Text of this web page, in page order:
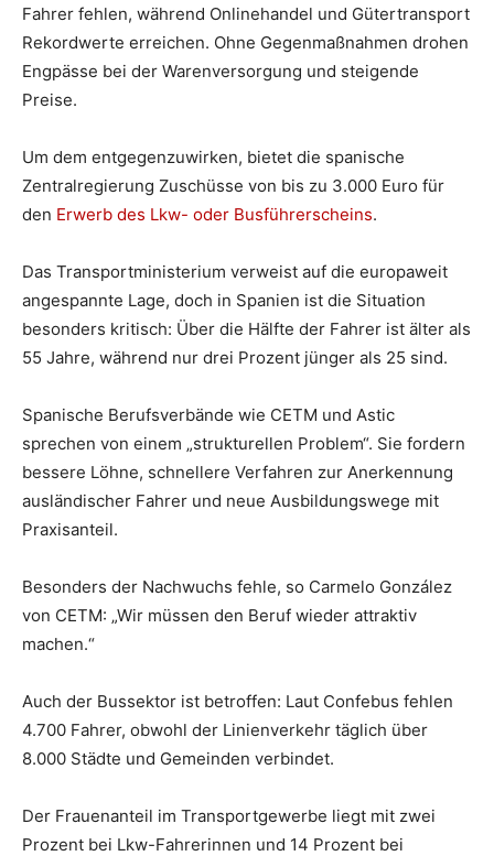
Fahrer fehlen, während Onlinehandel und Gütertransport
Rekordwerte erreichen. Ohne Gegenmaßnahmen drohen
Engpässe bei der Warenversorgung und steigende
Preise.
Um dem entgegenzuwirken, bietet die spanische
Zentralregierung Zuschüsse von bis zu 3.000 Euro für
den Erwerb des Lkw- oder Busführerscheins.
Das Transportministerium verweist auf die europaweit
angespannte Lage, doch in Spanien ist die Situation
besonders kritisch: Über die Hälfte der Fahrer ist älter als
55 Jahre, während nur drei Prozent jünger als 25 sind.
Spanische Berufsverbände wie CETM und Astic
sprechen von einem „strukturellen Problem“. Sie fordern
bessere Löhne, schnellere Verfahren zur Anerkennung
ausländischer Fahrer und neue Ausbildungswege mit
Praxisanteil.
Besonders der Nachwuchs fehle, so Carmelo González
von CETM: „Wir müssen den Beruf wieder attraktiv
machen.“
Auch der Bussektor ist betroffen: Laut Confebus fehlen
4.700 Fahrer, obwohl der Linienverkehr täglich über
8.000 Städte und Gemeinden verbindet.
Der Frauenanteil im Transportgewerbe liegt mit zwei
Prozent bei Lkw-Fahrerinnen und 14 Prozent bei